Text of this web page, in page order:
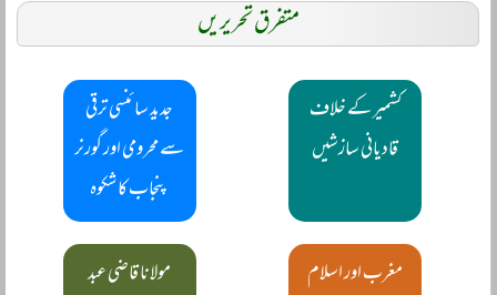
متفرق تحریریں
کشمیر کے خلاف
قادیانی سازشیں
جدید سائنسی ترقی
سے محرومی اور گورنر
پنجاب کا شکوہ
مغرب اور اسلام
مولانا قاضی عبد